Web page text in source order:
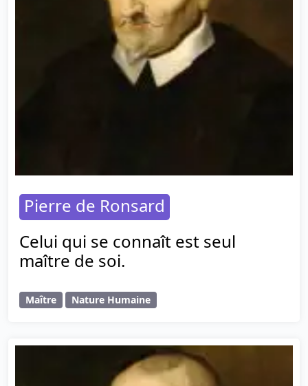
Pierre de Ronsard
Celui qui se connaît est seul
maître de soi.
Maître Nature Humaine